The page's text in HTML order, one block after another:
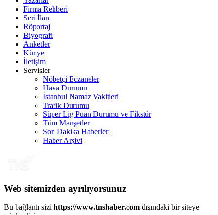
Firma Rehberi
Seri İlan
Röportaj
Biyografi
Anketler
Künye
İletişim
Servisler
Nöbetçi Eczaneler
Hava Durumu
İstanbul Namaz Vakitleri
Trafik Durumu
Süper Lig Puan Durumu ve Fikstür
Tüm Manşetler
Son Dakika Haberleri
Haber Arşivi
Web sitemizden ayrılıyorsunuz
Bu bağlantı sizi https://www.tnshaber.com dışındaki bir siteye